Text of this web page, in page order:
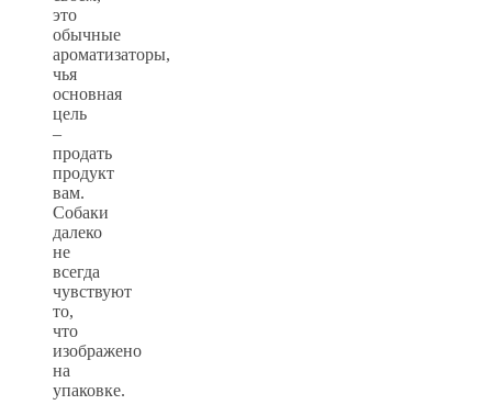
это
обычные
ароматизаторы,
чья
основная
цель
–
продать
продукт
вам.
Собаки
далеко
не
всегда
чувствуют
то,
что
изображено
на
упаковке.